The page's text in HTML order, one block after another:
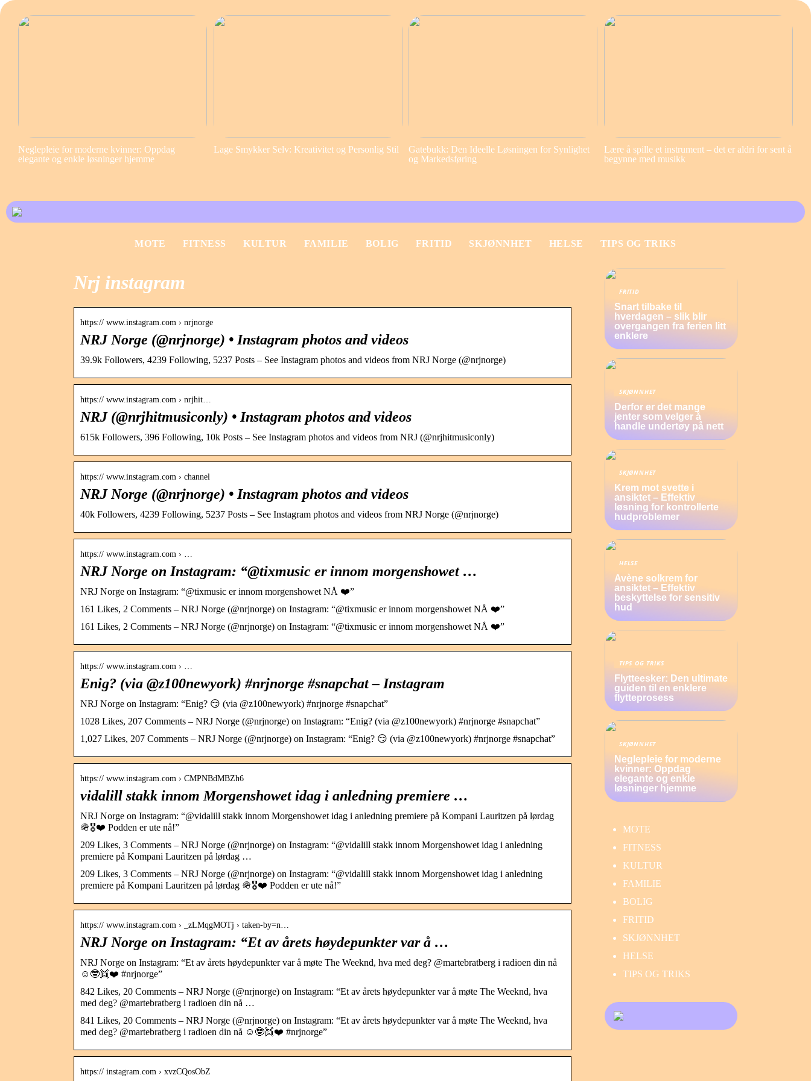
Neglepleie for moderne kvinner: Oppdag
elegante og enkle løsninger hjemme
Lage Smykker Selv: Kreativitet og Personlig Stil
Gatebukk: Den Ideelle Løsningen for Synlighet
og Markedsføring
Lære å spille et instrument – det er aldri for sent å
begynne med musikk
MOTE FITNESS KULTUR FAMILIE BOLIG FRITID SKJØNNHET HELSE TIPS OG TRIKS
Nrj instagram
https:// www.instagram.com › nrjnorge
NRJ Norge (@nrjnorge) • Instagram photos and videos
39.9k Followers, 4239 Following, 5237 Posts – See Instagram photos and videos from NRJ Norge (@nrjnorge)
https:// www.instagram.com › nrjhit…
NRJ (@nrjhitmusiconly) • Instagram photos and videos
615k Followers, 396 Following, 10k Posts – See Instagram photos and videos from NRJ (@nrjhitmusiconly)
https:// www.instagram.com › channel
NRJ Norge (@nrjnorge) • Instagram photos and videos
40k Followers, 4239 Following, 5237 Posts – See Instagram photos and videos from NRJ Norge (@nrjnorge)
https:// www.instagram.com › …
NRJ Norge on Instagram: “@tixmusic er innom morgenshowet …
NRJ Norge on Instagram: “@tixmusic er innom morgenshowet NÅ ❤️”
161 Likes, 2 Comments – NRJ Norge (@nrjnorge) on Instagram: “@tixmusic er innom morgenshowet NÅ ❤️”
161 Likes, 2 Comments – NRJ Norge (@nrjnorge) on Instagram: “@tixmusic er innom morgenshowet NÅ ❤️”
https:// www.instagram.com › …
Enig? (via @z100newyork) #nrjnorge #snapchat – Instagram
NRJ Norge on Instagram: “Enig? 😏 (via @z100newyork) #nrjnorge #snapchat”
1028 Likes, 207 Comments – NRJ Norge (@nrjnorge) on Instagram: “Enig? (via @z100newyork) #nrjnorge #snapchat”
1,027 Likes, 207 Comments – NRJ Norge (@nrjnorge) on Instagram: “Enig? 😏 (via @z100newyork) #nrjnorge #snapchat”
https:// www.instagram.com › CMPNBdMBZh6
vidalill stakk innom Morgenshowet idag i anledning premiere …
NRJ Norge on Instagram: “@vidalill stakk innom Morgenshowet idag i anledning premiere på Kompani Lauritzen på lørdag
🪖🎖❤️ Podden er ute nå!”
209 Likes, 3 Comments – NRJ Norge (@nrjnorge) on Instagram: “@vidalill stakk innom Morgenshowet idag i anledning
premiere på Kompani Lauritzen på lørdag …
209 Likes, 3 Comments – NRJ Norge (@nrjnorge) on Instagram: “@vidalill stakk innom Morgenshowet idag i anledning
premiere på Kompani Lauritzen på lørdag 🪖🎖❤️ Podden er ute nå!”
https:// www.instagram.com › _zLMqgMOTj › taken-by=n…
NRJ Norge on Instagram: “Et av årets høydepunkter var å …
NRJ Norge on Instagram: “Et av årets høydepunkter var å møte The Weeknd, hva med deg? @martebratberg i radioen din nå
☺️🤓👯❤️ #nrjnorge”
842 Likes, 20 Comments – NRJ Norge (@nrjnorge) on Instagram: “Et av årets høydepunkter var å møte The Weeknd, hva
med deg? @martebratberg i radioen din nå …
841 Likes, 20 Comments – NRJ Norge (@nrjnorge) on Instagram: “Et av årets høydepunkter var å møte The Weeknd, hva
med deg? @martebratberg i radioen din nå ☺️🤓👯❤️ #nrjnorge”
https:// instagram.com › xvzCQosObZ
FRITID
Snart tilbake til
hverdagen – slik blir
overgangen fra ferien litt
enklere
SKJØNNHET
Derfor er det mange
jenter som velger å
handle undertøy på nett
SKJØNNHET
Krem mot svette i
ansiktet – Effektiv
løsning for kontrollerte
hudproblemer
HELSE
Avène solkrem for
ansiktet – Effektiv
beskyttelse for sensitiv
hud
TIPS OG TRIKS
Flytteesker: Den ultimate
guiden til en enklere
flytteprosess
SKJØNNHET
Neglepleie for moderne
kvinner: Oppdag
elegante og enkle
løsninger hjemme
MOTE
FITNESS
KULTUR
FAMILIE
BOLIG
FRITID
SKJØNNHET
HELSE
TIPS OG TRIKS